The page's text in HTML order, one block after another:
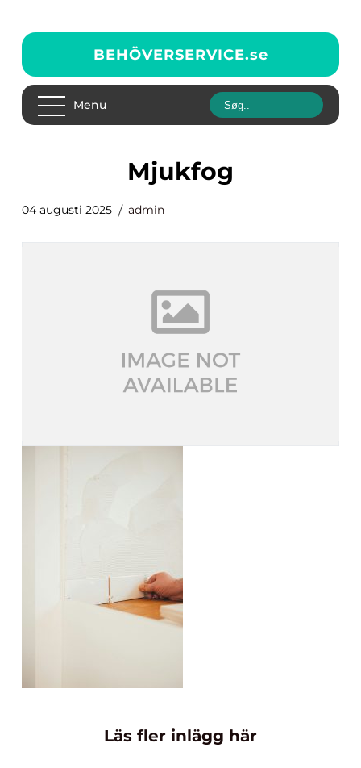
BEHÖVERSERVICE.se
Menu
mjukfog
04 augusti 2025 admin
Läs fler inlägg här